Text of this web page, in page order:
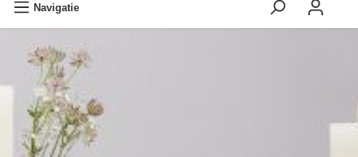
Navigatie